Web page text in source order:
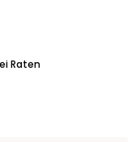
Raten